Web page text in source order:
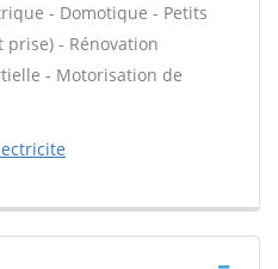
- Domotique - Petits
- Rénovation
- Motorisation de